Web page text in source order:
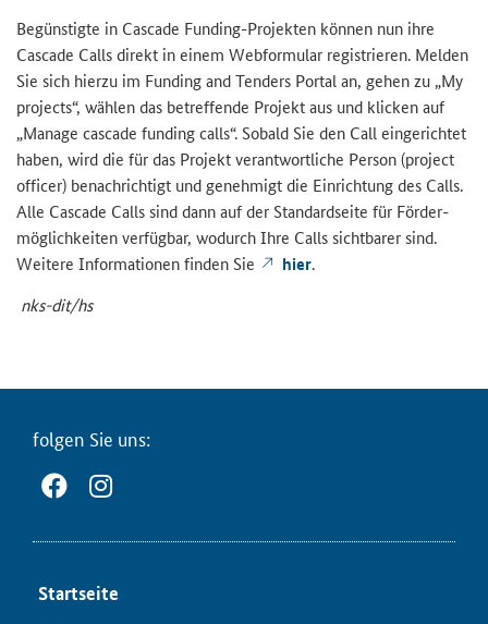
Be­güns­tig­te in Cascade Funding-​Projekten kön­nen nun ihre
Cascade Callsdi­rekt in einem Web­for­mu­lar re­gis­trie­ren. Mel­den
Sie sich hier­zu im Funding and Tenders Portal an, gehen zu „My
projects“, wäh­len das be­tref­fen­de Pro­jekt aus und kli­cken auf
„Manage cascade funding calls“. So­bald Sie den Call ein­ge­rich­tet
haben, wird die für das Pro­jekt ver­ant­wort­li­che Per­son (project
officer) be­nach­rich­tigt und ge­neh­migt die Ein­rich­tung des Calls.
Alle Cascade Callssind dann auf der Stan­dard­sei­te für För­der­
mög­lich­kei­ten ver­füg­bar, wo­durch Ihre Callssicht­ba­rer sind.
Wei­te­re In­for­ma­tio­nen fin­den Sie
hier.
nks-​dit/hs
fol­gen Sie uns:
Start­sei­te